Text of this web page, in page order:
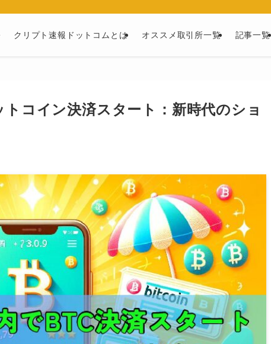
クリプト速報ドットコムとは オススメ取引所一覧 記事一覧
コイン決済スタート：新時代のショ